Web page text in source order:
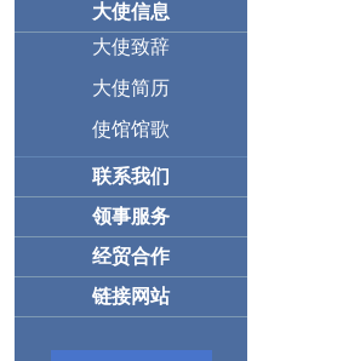
大使信息
大使致辞
大使简历
使馆馆歌
联系我们
领事服务
经贸合作
链接网站